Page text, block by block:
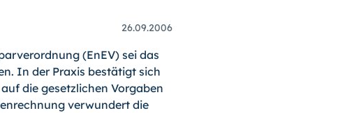
26.09.2006
(EnEV) sei das
In der Praxis bestätigt sich
die gesetzlichen Vorgaben
verwundert die